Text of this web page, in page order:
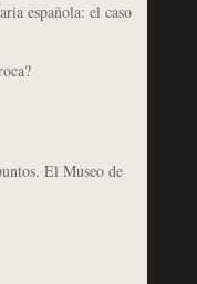
española: el caso
El Museo de